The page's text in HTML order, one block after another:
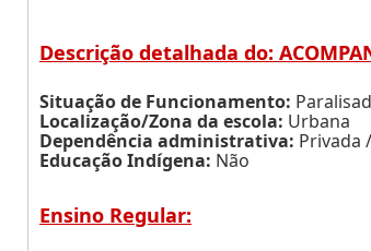
Descrição detalhada do:
Situação de Funcionamento:
Localização/Zona da escola: Urbana
Dependência administrativa: Privada
Educação Indígena: Não
Ensino Regular: